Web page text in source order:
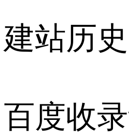
建站历史
百度收